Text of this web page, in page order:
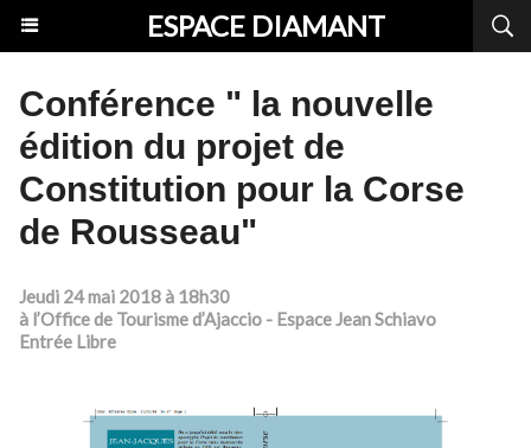
ESPACE DIAMANT
Conférence " la nouvelle
édition du projet de
Constitution pour la Corse
de Rousseau"
Jeudi 24 mai 2018 à 18h30
à l’Office de Tourisme d’Ajaccio - Espace Jean Schiavo
Entrée Libre